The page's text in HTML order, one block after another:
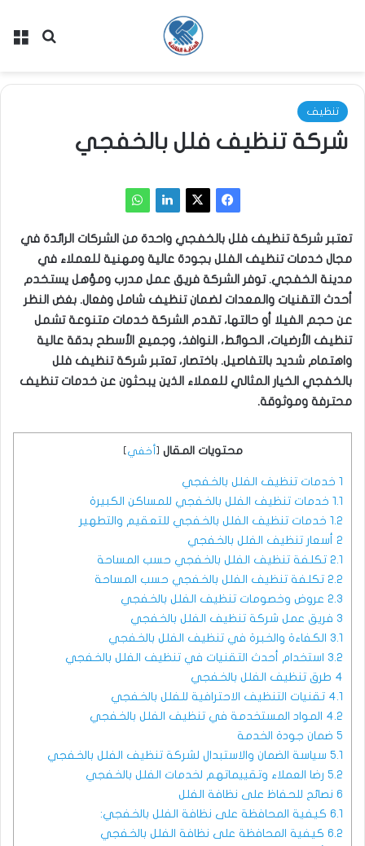
بحث
تنظيف
شركة تنظيف فلل بالخفجي
تعتبر شركة تنظيف فلل بالخفجي واحدة من الشركات الرائدة في
مجال خدمات تنظيف الفلل بجودة عالية ومهنية للعملاء في
مدينة الخفجي. توفر الشركة فريق عمل مدرب ومؤهل يستخدم
أحدث التقنيات والمعدات لضمان تنظيف شامل وفعال. بغض النظر
عن حجم الفيلا أو حالتها، تقدم الشركة خدمات متنوعة تشمل
تنظيف الأرضيات، الحوائط، النوافذ، وجميع الأسطح بدقة عالية
واهتمام شديد بالتفاصيل. باختصار، تعتبر شركة تنظيف فلل
بالخفجي الخيار المثالي للعملاء الذين يبحثون عن خدمات تنظيف
محترفة وموثوقة.
محتويات المقال [ أخفي]
1 خدمات تنظيف الفلل بالخفجي
1.1 خدمات تنظيف الفلل بالخفجي للمساكن الكبيرة
1.2 خدمات تنظيف الفلل بالخفجي للتعقيم والتطهير
2 أسعار تنظيف الفلل بالخفجي
2.1 تكلفة تنظيف الفلل بالخفجي حسب المساحة
2.2 تكلفة تنظيف الفلل بالخفجي حسب المساحة
2.3 عروض وخصومات تنظيف الفلل بالخفجي
3 فريق عمل شركة تنظيف الفلل بالخفجي
3.1 الكفاءة والخبرة في تنظيف الفلل بالخفجي
3.2 استخدام أحدث التقنيات في تنظيف الفلل بالخفجي
4 طرق تنظيف الفلل بالخفجي
4.1 تقنيات التنظيف الاحترافية للفلل بالخفجي
4.2 المواد المستخدمة في تنظيف الفلل بالخفجي
5 ضمان جودة الخدمة
5.1 سياسة الضمان والاستبدال لشركة تنظيف الفلل بالخفجي
5.2 رضا العملاء وتقييماتهم لخدمات الفلل بالخفجي
6 نصائح للحفاظ على نظافة الفلل
6.1 كيفية المحافظة على نظافة الفلل بالخفجي:
6.2 كيفية المحافظة على نظافة الفلل بالخفجي